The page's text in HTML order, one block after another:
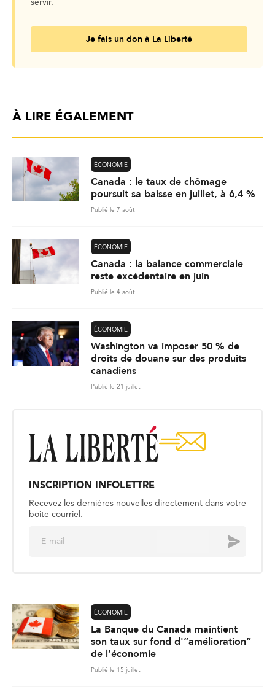
servir.
Je fais un don à La Liberté
À LIRE ÉGALEMENT
ÉCONOMIE
Canada : le taux de chômage
poursuit sa baisse en juillet, à 6,4 %
Publié le 7 août
ÉCONOMIE
Canada : la balance commerciale
reste excédentaire en juin
Publié le 4 août
ÉCONOMIE
Washington va imposer 50 % de
droits de douane sur des produits
canadiens
Publié le 21 juillet
INSCRIPTION INFOLETTRE
Recevez les dernières nouvelles directement dans votre
boite courriel.
Envoyer
ÉCONOMIE
La Banque du Canada maintient
son taux sur fond d'”amélioration”
de l’économie
Publié le 15 juillet